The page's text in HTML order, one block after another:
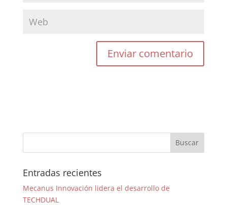
Entradas recientes
Mecanus Innovación lidera el desarrollo de
TECHDUAL